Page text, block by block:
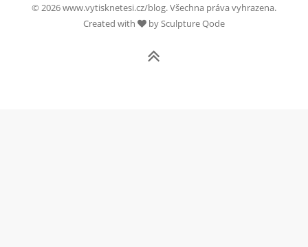
© 2026 www.vytisknetesi.cz/blog. Všechna práva vyhrazena.
Created with
by Sculpture Qode